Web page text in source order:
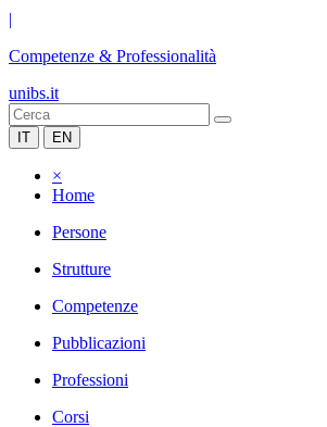
|
Competenze & Professionalità
unibs.it
IT EN
×
Home
Persone
Strutture
Competenze
Pubblicazioni
Professioni
Corsi